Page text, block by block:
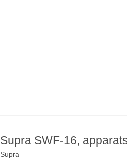
Supra SWF-16,
Supra